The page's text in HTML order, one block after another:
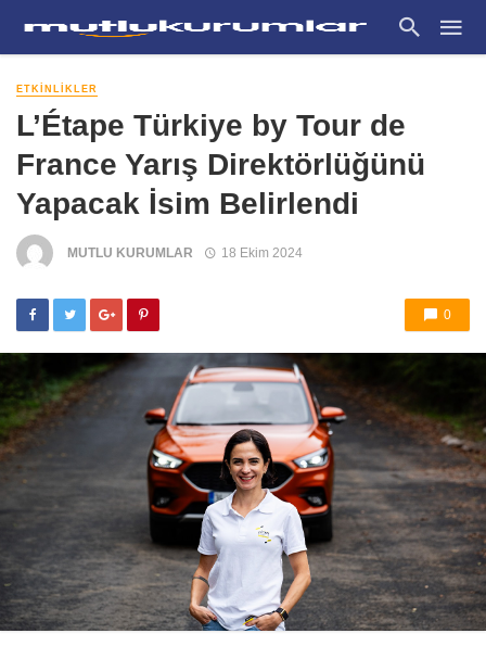
ETKINLIKLER
L’Étape Türkiye by Tour de
France Yarış Direktörlüğünü
Yapacak İsim Belirlendi
MUTLU KURUMLAR 18 Ekim 2024
0